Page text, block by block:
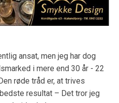
ansat, men jeg har dog
i mere end 30 år - 22
røde tråd er, at trives
resultat – Det tror jeg